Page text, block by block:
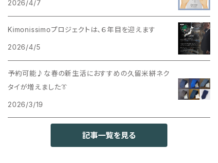
2026/4/7
Kimonissimoプロジェクトは、６年目を迎えます
2026/4/5
予約可能♪な春の新生活におすすめの久留米絣ネク
タイが増えました👔
2026/3/19
記事一覧を見る